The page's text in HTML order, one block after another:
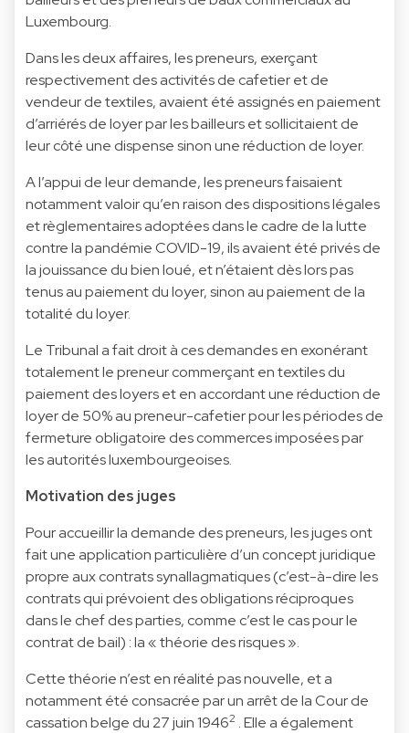
Luxembourg.
Dans les deux affaires, les preneurs, exerçant
respectivement des activités de cafetier et de
vendeur de textiles, avaient été assignés en paiement
d’arriérés de loyer par les bailleurs et sollicitaient de
leur côté une dispense sinon une réduction de loyer.
A l’appui de leur demande, les preneurs faisaient
notamment valoir qu’en raison des dispositions légales
et règlementaires adoptées dans le cadre de la lutte
contre la pandémie COVID-19, ils avaient été privés de
la jouissance du bien loué, et n’étaient dès lors pas
tenus au paiement du loyer, sinon au paiement de la
totalité du loyer.
Le Tribunal a fait droit à ces demandes en exonérant
totalement le preneur commerçant en textiles du
paiement des loyers et en accordant une réduction de
loyer de 50% au preneur-cafetier pour les périodes de
fermeture obligatoire des commerces imposées par
les autorités luxembourgeoises.
Motivation des juges
Pour accueillir la demande des preneurs, les juges ont
fait une application particulière d’un concept juridique
propre aux contrats synallagmatiques (c’est-à-dire les
contrats qui prévoient des obligations réciproques
dans le chef des parties, comme c’est le cas pour le
contrat de bail) : la « théorie des risques ».
Cette théorie n’est en réalité pas nouvelle, et a
notamment été consacrée par un arrêt de la Cour de
cassation belge du 27 juin 19462 . Elle a également